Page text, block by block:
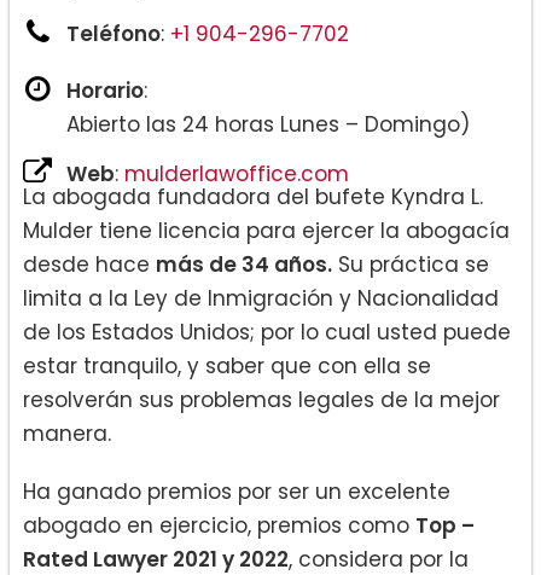
Teléfono: +1 904-296-7702
Horario:
Abierto las 24 horas Lunes – Domingo)
Web: mulderlawoffice.com
La abogada fundadora del bufete Kyndra L.
Mulder tiene licencia para ejercer la abogacía
desde hace más de 34 años. Su práctica se
limita a la Ley de Inmigración y Nacionalidad
de los Estados Unidos; por lo cual usted puede
estar tranquilo, y saber que con ella se
resolverán sus problemas legales de la mejor
manera.
Ha ganado premios por ser un excelente
abogado en ejercicio, premios como Top –
Rated Lawyer 2021 y 2022, considera por la